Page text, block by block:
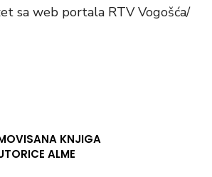
sa web portala RTV Vogošća/
KNJIGA
ALME